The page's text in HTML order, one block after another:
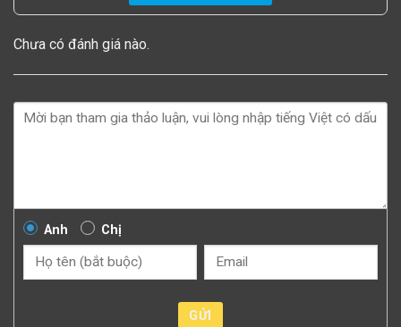
Chưa có đánh giá nào.
Anh Chị
GỬI